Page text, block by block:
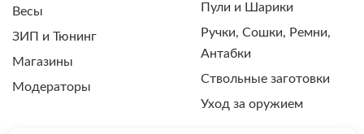
Весы
ЗИП и Тюнинг
Магазины
Модераторы
Пули и Шарики
Ручки, Сошки, Ремни,
Антабки
Ствольные заготовки
Уход за оружием